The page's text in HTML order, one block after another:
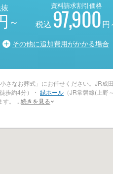
～
資料請求割引価格
税込97,900円
その他に追加費用がかかる場合
さなお葬式」にお任せください。JR
歩約4分）・ 緑ホール （JR常磐線(上野
。
続きを見る